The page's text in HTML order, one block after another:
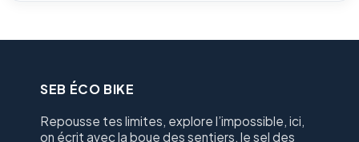
SEB ÉCO BIKE
Repousse tes limites, explore l’impossible, ici,
on écrit avec la boue des sentiers, le sel des